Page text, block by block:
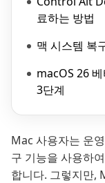
료하는 방법
맥 시스템 복
macOS 26
3단계
Mac 사용자는 운
구 기능을 사용하
합니다. 그렇지만,